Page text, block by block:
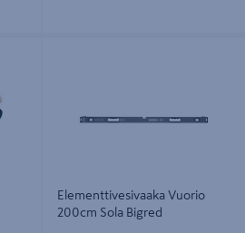
Elementtivesivaaka Vuorio
200cm Sola Bigred